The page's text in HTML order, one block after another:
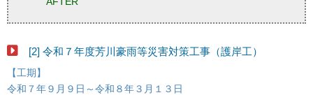
[2] 令和７年度芳川豪雨等災害対策工事（護岸工）
【工期】
令和７年９月９日～令和８年３月１３日